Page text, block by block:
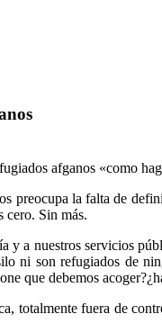
afganos «como
la falta de
cero. Sin más.
a nuestros servicios
ni son refugiados de
que debemos
fuera de